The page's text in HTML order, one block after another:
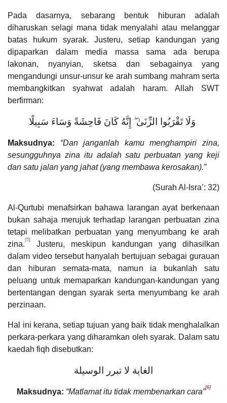
Pada dasarnya, sebarang bentuk hiburan adalah
diharuskan selagi mana tidak menyalahi atau melanggar
batas hukum syarak. Justeru, setiap kandungan yang
dipaparkan dalam media massa sama ada berupa
lakonan, nyanyian, sketsa dan sebagainya yang
mengandungi unsur-unsur ke arah sumbang mahram serta
membangkitkan syahwat adalah haram. Allah SWT
berfirman:
Maksudnya:
“Dan janganlah kamu menghampiri zina,
sesungguhnya zina itu adalah satu perbuatan yang keji
dan satu jalan yang jahat (yang membawa kerosakan).”
(Surah Al-Isra’: 32)
Al-Qurtubi menafsirkan bahawa larangan ayat berkenaan
bukan sahaja merujuk terhadap larangan perbuatan zina
tetapi melibatkan perbuatan yang menyumbang ke arah
zina. [5]
Justeru, meskipun kandungan yang dihasilkan
dalam video tersebut hanyalah bertujuan sebagai gurauan
dan hiburan semata-mata, namun ia bukanlah satu
peluang untuk memaparkan kandungan-kandungan yang
bertentangan dengan syarak serta menyumbang ke arah
perzinaan.
Hal ini kerana, setiap tujuan yang baik tidak menghalalkan
perkara-perkara yang diharamkan oleh syarak. Dalam satu
kaedah fiqh disebutkan:
الغاية لا تبرر الوسيلة
Maksudnya: “Matlamat itu tidak membenarkan cara”[6]